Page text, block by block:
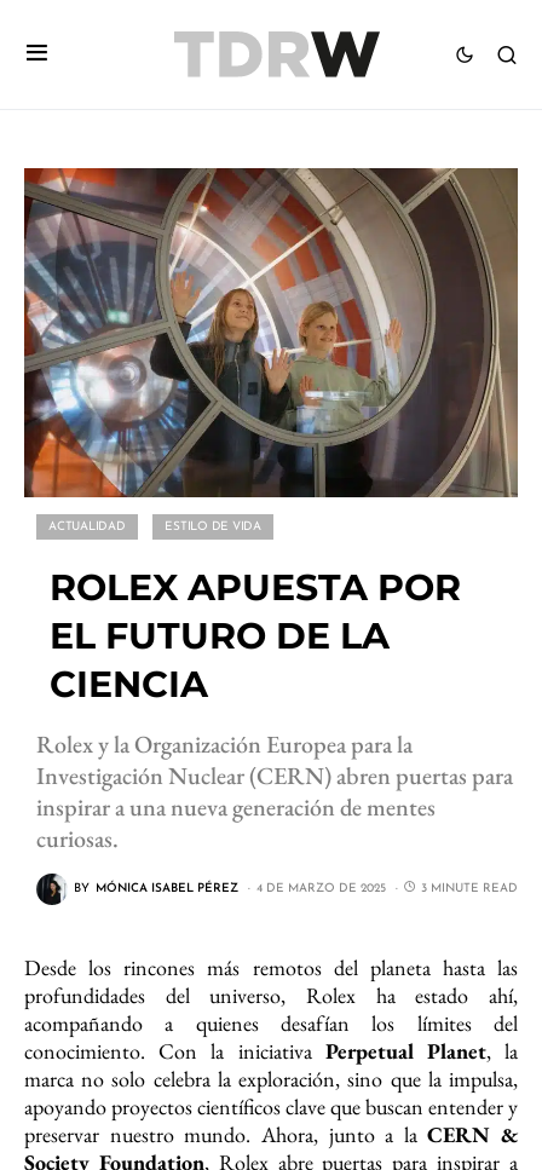
ACTUALIDAD ESTILO DE VIDA
ROLEX APUESTA POR
EL FUTURO DE LA
CIENCIA
Rolex y la Organización Europea para la
Investigación Nuclear (CERN) abren puertas para
inspirar a una nueva generación de mentes
curiosas.
BY MÓNICA ISABEL PÉREZ 4 DE MARZO DE 2025 3 MINUTE READ
Desde los rincones más remotos del planeta hasta las
profundidades del universo, Rolex ha estado ahí,
acompañando a quienes desafían los límites del
conocimiento. Con la iniciativa Perpetual Planet, la
marca no solo celebra la exploración, sino que la impulsa,
apoyando proyectos científicos clave que buscan entender y
preservar nuestro mundo. Ahora, junto a laCERN &
Society Foundation, Rolex abre puertas para inspirar a